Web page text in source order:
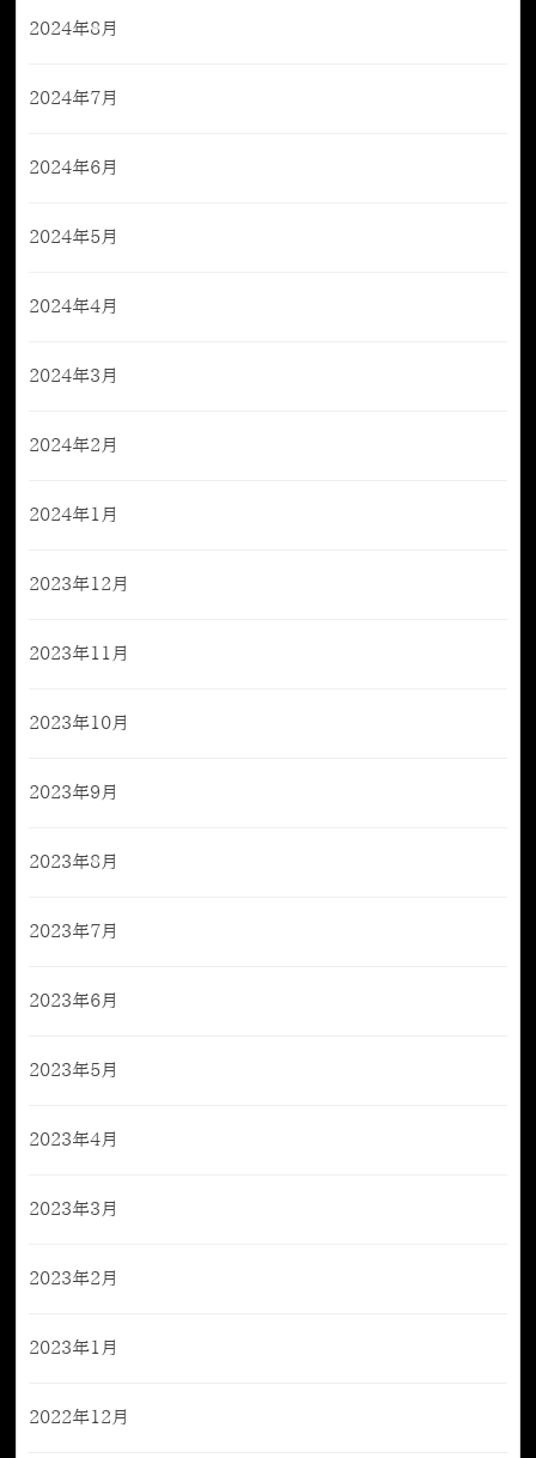
2024年8月
2024年7月
2024年6月
2024年5月
2024年4月
2024年3月
2024年2月
2024年1月
2023年12月
2023年11月
2023年10月
2023年9月
2023年8月
2023年7月
2023年6月
2023年5月
2023年4月
2023年3月
2023年2月
2023年1月
2022年12月